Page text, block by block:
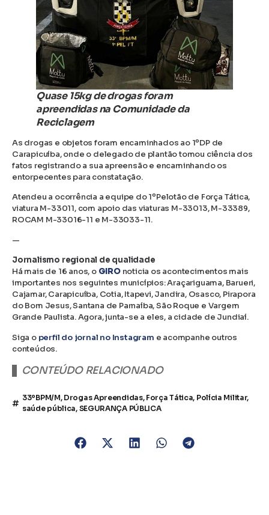
Quase 15kg de drogas foram
apreendidas na Comunidade da
Reciclagem
As drogas e objetos foram encaminhados ao 1ºDP de
Carapicuíba, onde o delegado de plantão tomou ciência dos
fatos registrando a sua apreensão e encaminhando os
entorpecentes para constatação.
Atendeu a ocorrência a equipe do 1ºPelotão de Força Tática,
viatura M-33011, com apoio das viaturas M-33013, M-33389,
ROCAM M-33016-11 e M-33033-11.
—
Jornalismo regional de qualidade
Há mais de 16 anos, o GIROnoticia os acontecimentos mais
importantes nos seguintes municípios: Araçariguama, Barueri,
Cajamar, Carapicuíba, Cotia, Itapevi, Jandira, Osasco, Pirapora
do Bom Jesus, Santana de Parnaíba, São Roque e Vargem
Grande Paulista. Agora, junta-se a eles, a cidade de Jundiaí.
Siga o perfil do jornal no Instagram e acompanhe outros
conteúdos.
CONTEÚDO RELACIONADO
33ºBPM/M, Drogas Apreendidas, Força Tática, Polícia Militar,
saúde pública, SEGURANÇA PÚBLICA